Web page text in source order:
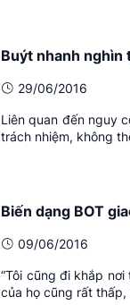
Buýt nhanh nghìn
29/06/2016
Liên quan đến nguy
trách nhiệm, không
Biến dạng BOT
09/06/2016
“Tôi cũng đi khắp
của họ cũng rất thấp,